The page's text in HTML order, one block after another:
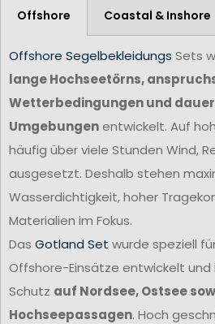
Offshore Coastal & Inshore
Offshore Segelbekleidungs Sets
lange Hochseetörns,
Wetterbedingungen und
Umgebungenentwickelt. Auf
häufig über viele Stunden Wind,
ausgesetzt. Deshalb stehen
Wasserdichtigkeit, hoher
Materialien im Fokus.
Das Gotland Set wurde speziell
Offshore-Einsätze entwickelt
Schutz auf Nordsee, Ostsee
Hochseepassagen. Hoch